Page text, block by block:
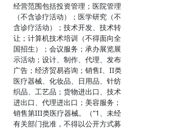
经营范围包括投资管理；医院管理
（不含诊疗活动）；医学研究（不
含诊疗活动）；技术开发、技术转
让；计算机技术培训（不得面向全
国招生）；会议服务；承办展览展
示活动；设计、制作、代理、发布
广告；经济贸易咨询；销售I、II类
医疗器械、化妆品、日用品、针纺
织品、工艺品；货物进出口、技术
进出口、代理进出口；美容服务；
销售第III类医疗器械。（“1、未经
有关部门批准，不得以公开方式募